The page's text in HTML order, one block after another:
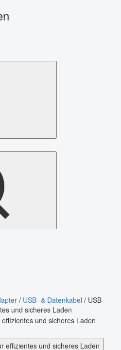
/ USB- & Datenkabel / USB-
und sicheres Laden